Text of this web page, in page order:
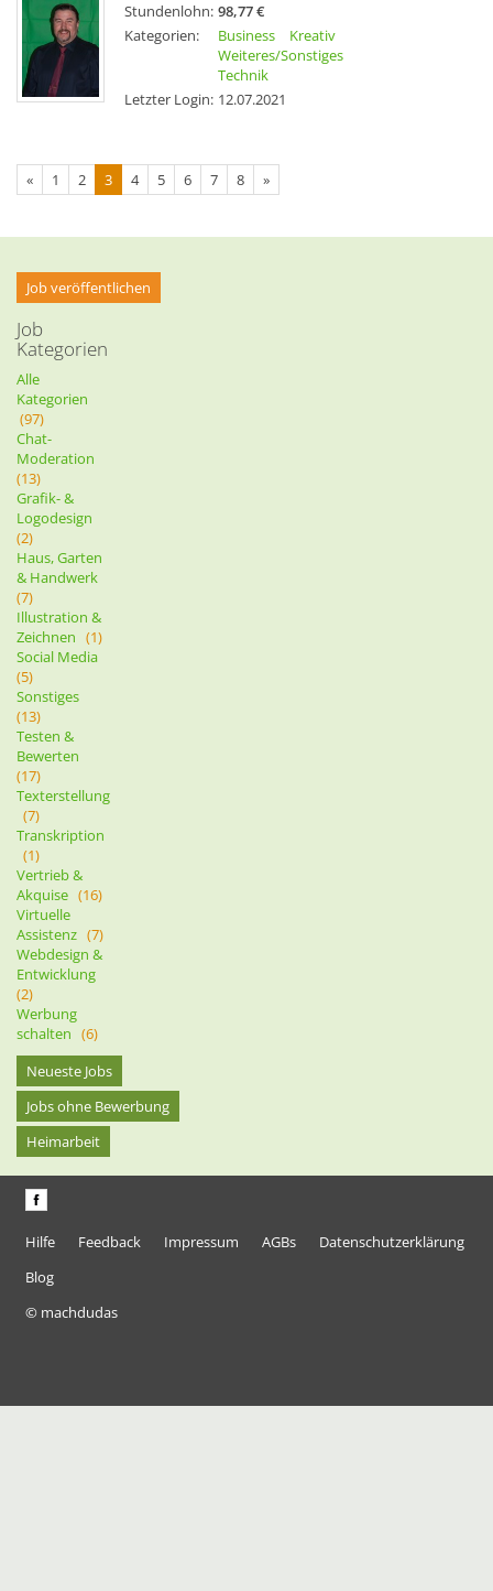
Stundenlohn: 98,77 €
Kategorien:
Business
Kreativ
Weiteres/Sonstiges
Technik
Letzter Login: 12.07.2021
« 1 2 3 4 5 6 7 8 »
Job veröffentlichen
Job
Kategorien
Alle
Kategorien
(97)
Chat-
Moderation
(13)
Grafik- &
Logodesign
(2)
Haus, Garten
& Handwerk
(7)
Illustration &
Zeichnen (1)
Social Media
(5)
Sonstiges
(13)
Testen &
Bewerten
(17)
Texterstellung
(7)
Transkription
(1)
Vertrieb &
Akquise (16)
Virtuelle
Assistenz (7)
Webdesign &
Entwicklung
(2)
Werbung
schalten (6)
Neueste Jobs
Jobs ohne Bewerbung
Heimarbeit
Hilfe Feedback Impressum AGBs
Datenschutzerklärung
Blog
© machdudas